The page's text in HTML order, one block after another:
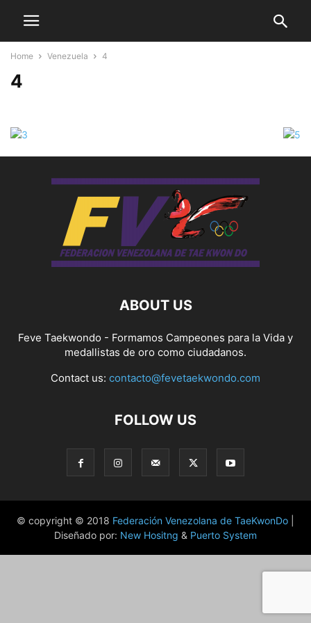
Home Venezuela 4
4
ABOUT US
Feve Taekwondo - Formamos Campeones para la Vida y
medallistas de oro como ciudadanos.
Contact us: contacto@fevetaekwondo.com
FOLLOW US
© copyright © 2018 Federación Venezolana de TaeKwonDo
Diseñado por: New Hositng & Puerto System